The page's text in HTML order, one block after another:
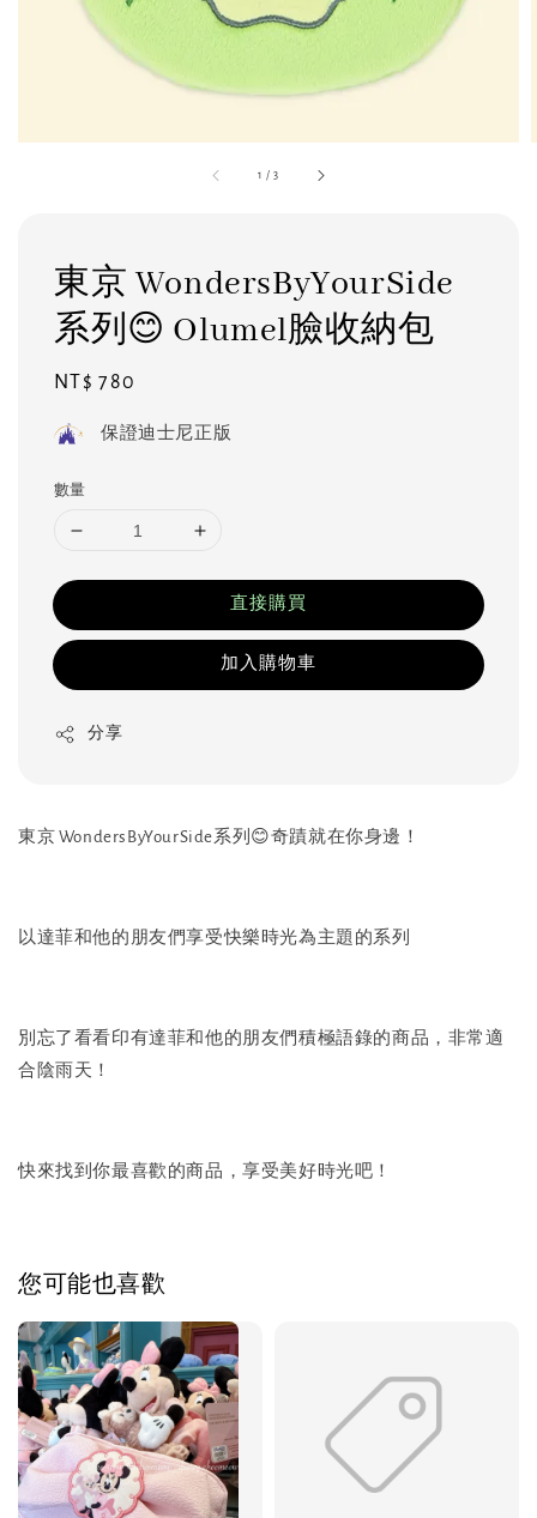
1 /3
東京 WondersByYourSide
系列😊 Olumel臉收納包
Regular
NT$ 780
保證迪士尼正版
數量
直接購買
加入購物車
分享
東京 WondersByYourSide系列😊奇蹟就在你身邊！
以達菲和他的朋友們享受快樂時光為主題的系列
別忘了看看印有達菲和他的朋友們積極語錄的商品，非常適
合陰雨天！
快來找到你最喜歡的商品，享受美好時光吧！
您可能也喜歡